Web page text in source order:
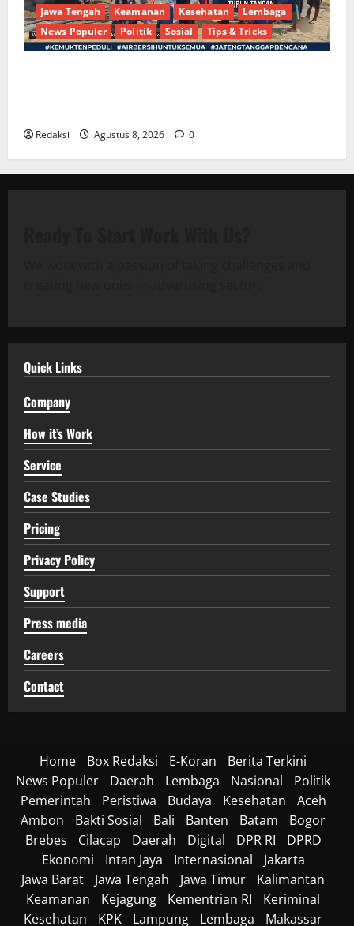
Jawa Tengah
Keamanan Kesehatan
Lembaga
News Populer
Politik Sosial Tips & Tricks
Redaksi Agustus 8, 2026 0
Quick Links
Company
How it’s Work
Service
Case Studies
Pricing
Privacy Policy
Support
Press media
Careers
Contact
Home Box Redaksi E-Koran
Berita Terkini
News Populer
Daerah Lembaga Nasional
Politik
Pemerintah
Peristiwa Budaya Kesehatan
Aceh
Ambon
Bakti Sosial Bali Banten Batam
Bogor
Brebes
Cilacap Daerah Digital DPR RI
DPRD
Ekonomi
Intan Jaya Internasional
Jakarta
Jawa Barat
Jawa Tengah Jawa Timur
Kalimantan
Keamanan
Kejagung Kementrian RI
Keriminal
Kesehatan
KPK Lampung Lembaga Makassar